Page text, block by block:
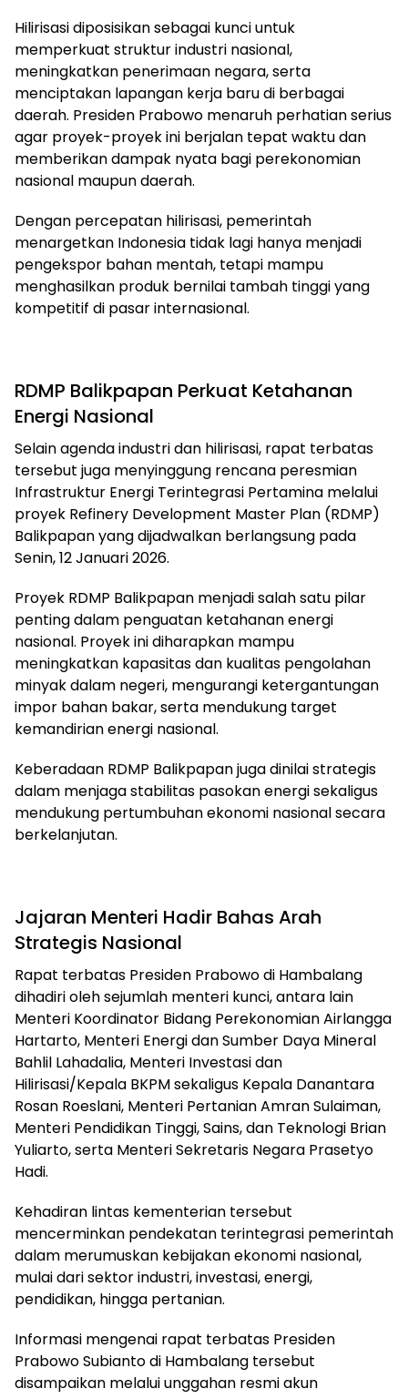
Hilirisasi diposisikan sebagai kunci untuk
memperkuat struktur industri nasional,
meningkatkan penerimaan negara, serta
menciptakan lapangan kerja baru di berbagai
daerah. Presiden Prabowo menaruh perhatian serius
agar proyek-proyek ini berjalan tepat waktu dan
memberikan dampak nyata bagi perekonomian
nasional maupun daerah.
Dengan percepatan hilirisasi, pemerintah
menargetkan Indonesia tidak lagi hanya menjadi
pengekspor bahan mentah, tetapi mampu
menghasilkan produk bernilai tambah tinggi yang
kompetitif di pasar internasional.
RDMP Balikpapan Perkuat Ketahanan
Energi Nasional
Selain agenda industri dan hilirisasi, rapat terbatas
tersebut juga menyinggung rencana peresmian
Infrastruktur Energi Terintegrasi Pertamina melalui
proyek Refinery Development Master Plan (RDMP)
Balikpapan yang dijadwalkan berlangsung pada
Senin, 12 Januari 2026.
Proyek RDMP Balikpapan menjadi salah satu pilar
penting dalam penguatan ketahanan energi
nasional. Proyek ini diharapkan mampu
meningkatkan kapasitas dan kualitas pengolahan
minyak dalam negeri, mengurangi ketergantungan
impor bahan bakar, serta mendukung target
kemandirian energi nasional.
Keberadaan RDMP Balikpapan juga dinilai strategis
dalam menjaga stabilitas pasokan energi sekaligus
mendukung pertumbuhan ekonomi nasional secara
berkelanjutan.
Jajaran Menteri Hadir Bahas Arah
Strategis Nasional
Rapat terbatas Presiden Prabowo di Hambalang
dihadiri oleh sejumlah menteri kunci, antara lain
Menteri Koordinator Bidang Perekonomian Airlangga
Hartarto, Menteri Energi dan Sumber Daya Mineral
Bahlil Lahadalia, Menteri Investasi dan
Hilirisasi/Kepala BKPM sekaligus Kepala Danantara
Rosan Roeslani, Menteri Pertanian Amran Sulaiman,
Menteri Pendidikan Tinggi, Sains, dan Teknologi Brian
Yuliarto, serta Menteri Sekretaris Negara Prasetyo
Hadi.
Kehadiran lintas kementerian tersebut
mencerminkan pendekatan terintegrasi pemerintah
dalam merumuskan kebijakan ekonomi nasional,
mulai dari sektor industri, investasi, energi,
pendidikan, hingga pertanian.
Informasi mengenai rapat terbatas Presiden
Prabowo Subianto di Hambalang tersebut
disampaikan melalui unggahan resmi akun